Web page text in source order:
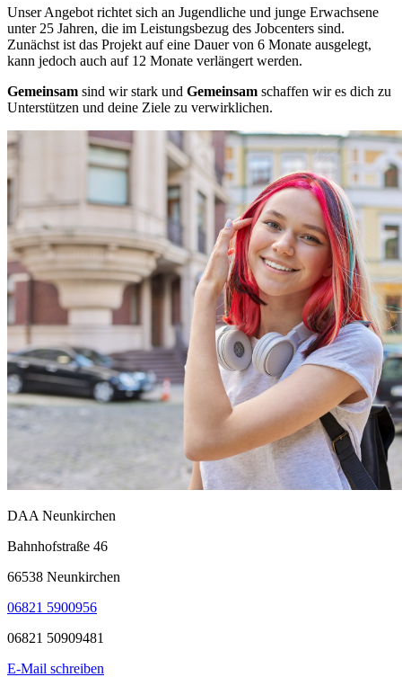
Unser Angebot richtet sich an Jugendliche und junge Erwachsene
unter 25 Jahren, die im Leistungsbezug des Jobcenters sind.
Zunächst ist das Projekt auf eine Dauer von 6 Monate ausgelegt,
kann jedoch auch auf 12 Monate verlängert werden.
Gemeinsam sind wir stark und Gemeinsam schaffen wir es dich zu
Unterstützen und deine Ziele zu verwirklichen.
DAA Neunkirchen
Bahnhofstraße 46
66538 Neunkirchen
06821 5900956
06821 50909481
E-Mail schreiben